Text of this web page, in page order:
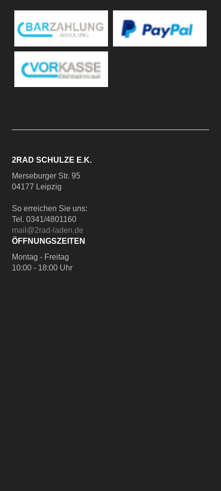
2RAD SCHULZE E.K.
Merseburger Str. 95
04177 Leipzig
So erreichen Sie uns:
Tel. 0341/4801160
mail@2rad-laden.de
ÖFFNUNGSZEITEN
Montag - Freitag
10:00 - 18:00 Uhr